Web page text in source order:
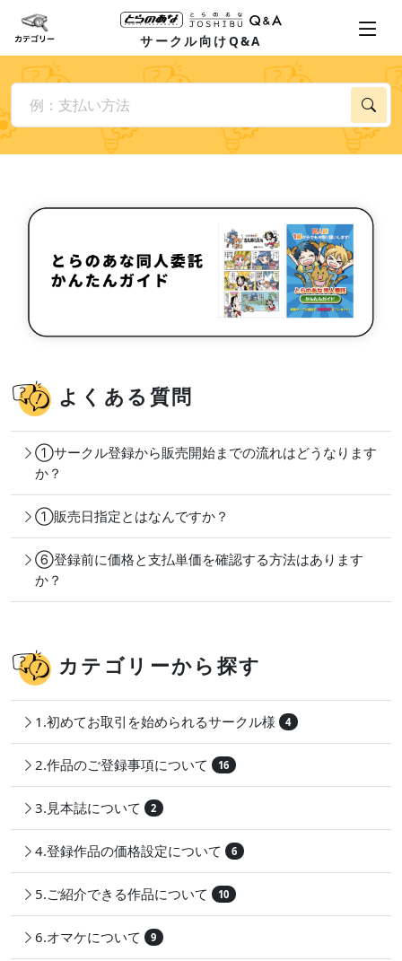
サークル向けQ&A
よくある質問
①サークル登録から販売開始までの流れはどうなります
か？
①販売日指定とはなんですか？
⑥登録前に価格と支払単価を確認する方法はあります
か？
カテゴリーから探す
1.初めてお取引を始められるサークル様 4
2.作品のご登録事項について 16
3.見本誌について 2
4.登録作品の価格設定について 6
5.ご紹介できる作品について 10
6.オマケについて 9